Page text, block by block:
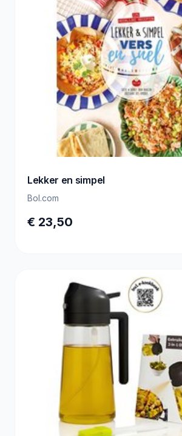
Lekker en simpel
Bol.com
€ 23,50